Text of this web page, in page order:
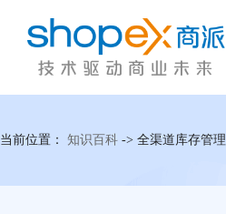
当前位置： 知识百科 -> 全渠道库存管理